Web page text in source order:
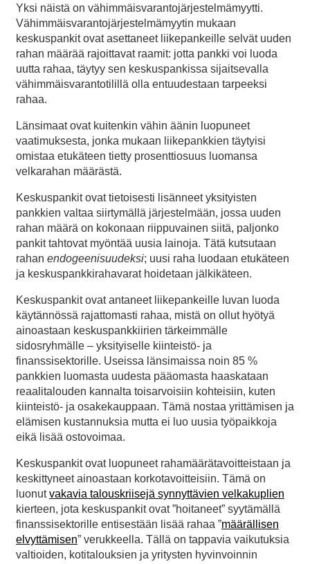
Yksi näistä on vähimmäisvarantojärjestelmämyytti.
Vähimmäisvarantojärjestelmämyytin mukaan
keskuspankit ovat asettaneet liikepankeille selvät uuden
rahan määrää rajoittavat raamit: jotta pankki voi luoda
uutta rahaa, täytyy sen keskuspankissa sijaitsevalla
vähimmäisvarantotilillä olla entuudestaan tarpeeksi
rahaa.
Länsimaat ovat kuitenkin vähin äänin luopuneet
vaatimuksesta, jonka mukaan liikepankkien täytyisi
omistaa etukäteen tietty prosenttiosuus luomansa
velkarahan määrästä.
Keskuspankit ovat tietoisesti lisänneet yksityisten
pankkien valtaa siirtymällä järjestelmään, jossa uuden
rahan määrä on kokonaan riippuvainen siitä, paljonko
pankit tahtovat myöntää uusia lainoja. Tätä kutsutaan
rahan endogeenisuudeksi; uusi raha luodaan etukäteen
ja keskuspankkirahavarat hoidetaan jälkikäteen.
Keskuspankit ovat antaneet liikepankeille luvan luoda
käytännössä rajattomasti rahaa, mistä on ollut hyötyä
ainoastaan keskuspankkiirien tärkeimmälle
sidosryhmälle – yksityiselle kiinteistö- ja
finanssisektorille. Useissa länsimaissa noin 85 %
pankkien luomasta uudesta pääomasta haaskataan
reaalitalouden kannalta toisarvoisiin kohteisiin, kuten
kiinteistö- ja osakekauppaan. Tämä nostaa yrittämisen ja
elämisen kustannuksia mutta ei luo uusia työpaikkoja
eikä lisää ostovoimaa.
Keskuspankit ovat luopuneet rahamäärätavoitteistaan ja
keskittyneet ainoastaan korkotavoitteisiin. Tämä on
luonutvakavia talouskriisejä synnyttävien velkakuplien
kierteen, jota keskuspankit ovat ”hoitaneet” syytämällä
finanssisektorille entisestään lisää rahaa ”määrällisen
elvyttämisen” verukkeella. Tällä on tappavia vaikutuksia
valtioiden, kotitalouksien ja yritysten hyvinvoinnin